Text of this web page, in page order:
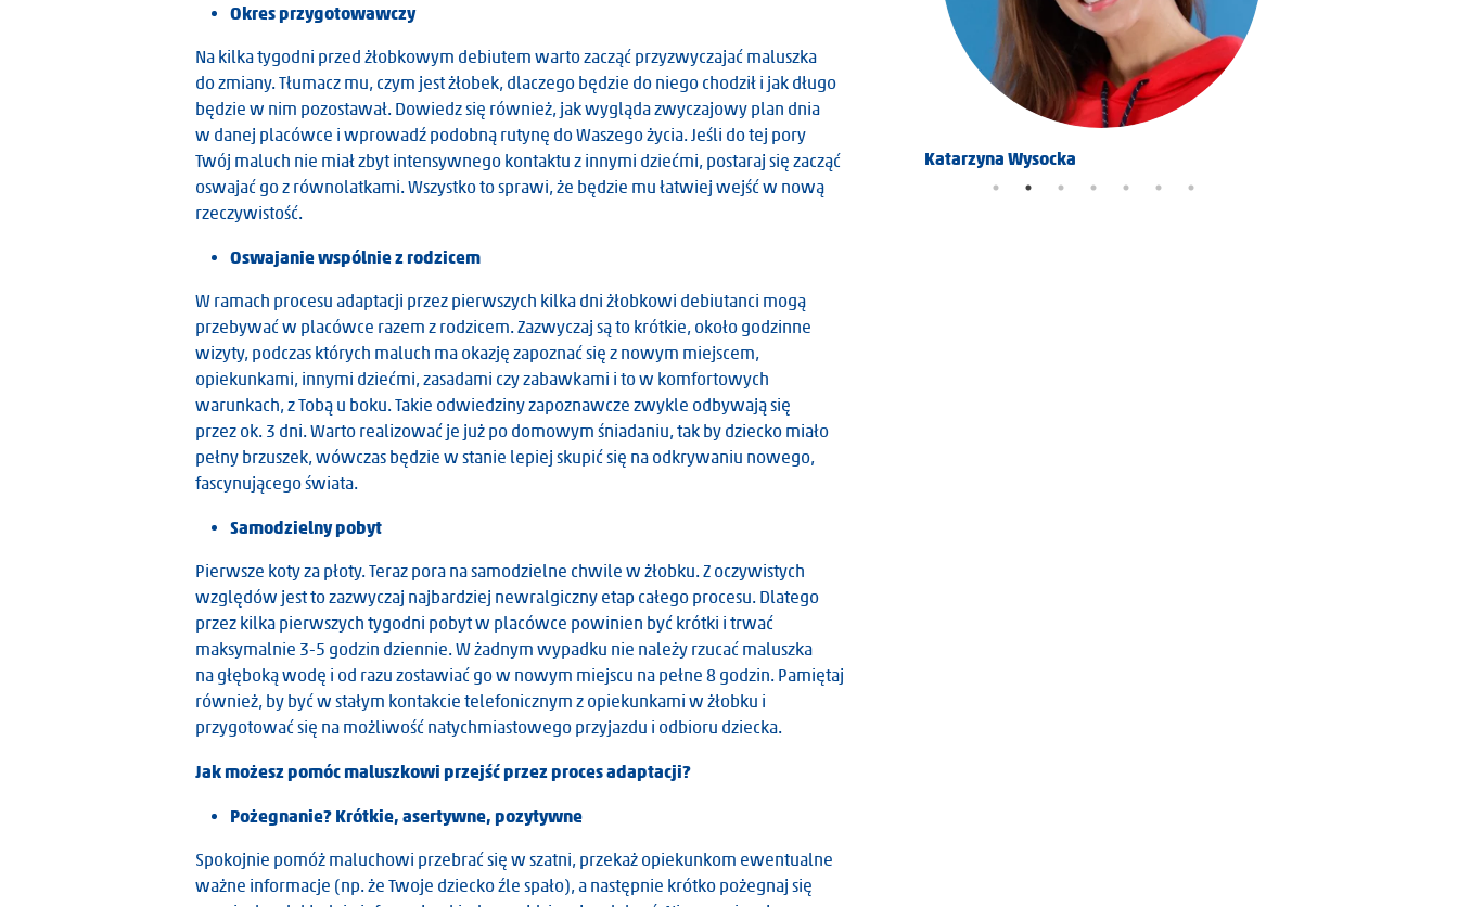
Okres przygotowawczy
Na kilka tygodni przed żłobkowym debiutem warto zacząć przyzwyczajać maluszka
do zmiany. Tłumacz mu, czym jest żłobek, dlaczego będzie do niego chodził i jak długo
będzie w nim pozostawał. Dowiedz się również, jak wygląda zwyczajowy plan dnia
w danej placówce i wprowadź podobną rutynę do Waszego życia. Jeśli do tej pory
Twój maluch nie miał zbyt intensywnego kontaktu z innymi dziećmi, postaraj się zacząć
oswajać go z równolatkami. Wszystko to sprawi, że będzie mu łatwiej wejść w nową
rzeczywistość.
Oswajanie wspólnie z rodzicem
W ramach procesu adaptacji przez pierwszych kilka dni żłobkowi debiutanci mogą
przebywać w placówce razem z rodzicem. Zazwyczaj są to krótkie, około godzinne
wizyty, podczas których maluch ma okazję zapoznać się z nowym miejscem,
opiekunkami, innymi dziećmi, zasadami czy zabawkami i to w komfortowych
warunkach, z Tobą u boku. Takie odwiedziny zapoznawcze zwykle odbywają się
przez ok. 3 dni. Warto realizować je już po domowym śniadaniu, tak by dziecko miało
pełny brzuszek, wówczas będzie w stanie lepiej skupić się na odkrywaniu nowego,
fascynującego świata.
Samodzielny pobyt
Pierwsze koty za płoty. Teraz pora na samodzielne chwile w żłobku. Z oczywistych
względów jest to zazwyczaj najbardziej newralgiczny etap całego procesu. Dlatego
przez kilka pierwszych tygodni pobyt w placówce powinien być krótki i trwać
maksymalnie 3-5 godzin dziennie. W żadnym wypadku nie należy rzucać maluszka
na głęboką wodę i od razu zostawiać go w nowym miejscu na pełne 8 godzin. Pamiętaj
również, by być w stałym kontakcie telefonicznym z opiekunkami w żłobku i
przygotować się na możliwość natychmiastowego przyjazdu i odbioru dziecka.
Jak możesz pomóc maluszkowi przejść przez proces adaptacji?
Pożegnanie? Krótkie, asertywne, pozytywne
Spokojnie pomóż maluchowi przebrać się w szatni, przekaż opiekunkom ewentualne
ważne informacje (np. że Twoje dziecko źle spało), a następnie krótko pożegnaj się
Aleksandra Łoniewska Olimpia Wawrzaszek Katarzyna Wysocka